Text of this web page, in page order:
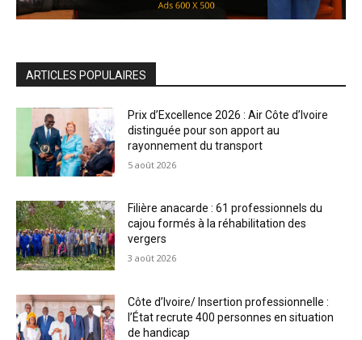
ARTICLES POPULAIRES
Prix d’Excellence 2026 : Air Côte d’Ivoire
distinguée pour son apport au
rayonnement du transport
5 août 2026
Filière anacarde : 61 professionnels du
cajou formés à la réhabilitation des
vergers
3 août 2026
Côte d’Ivoire/ Insertion professionnelle :
l’État recrute 400 personnes en situation
de handicap